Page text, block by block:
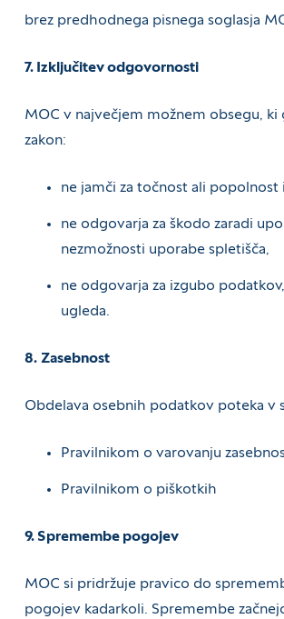
brez predhodnega pisnega soglasja
7. Izključitev odgovornosti
MOC v največjem možnem obsegu, ki
zakon:
ne jamči za točnost ali popolnost
ne odgovarja za škodo zaradi
nezmožnosti uporabe spletišča,
ne odgovarja za izgubo
ugleda.
8. Zasebnost
Obdelava osebnih podatkov poteka v
Pravilnikom o varovanju
Pravilnikom o piškotkih
9. Spremembe pogojev
MOC si pridržuje pravico do
pogojev kadarkoli. Spremembe